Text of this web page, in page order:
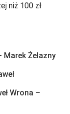
niż 100 zł
Marek Żelazny
Wrona –